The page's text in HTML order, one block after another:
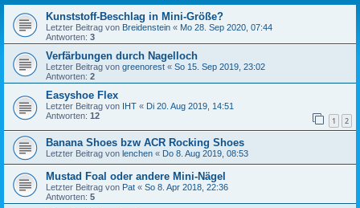
Kunststoff-Beschlag in Mini-Größe?
Letzter Beitrag von Breidenstein « Mo 28. Sep 2020, 07:44
Antworten: 3
Verfärbungen durch Nagelloch
Letzter Beitrag von greenorest « So 15. Sep 2019, 23:02
Antworten: 2
Easyshoe Flex
Letzter Beitrag von IHT « Di 20. Aug 2019, 14:51
Antworten: 12 1 2
Banana Shoes bzw ACR Rocking Shoes
Letzter Beitrag von lenchen « Do 8. Aug 2019, 08:53
Mustad Foal oder andere Mini-Nägel
Letzter Beitrag von Pat « So 8. Apr 2018, 22:36
Antworten: 5